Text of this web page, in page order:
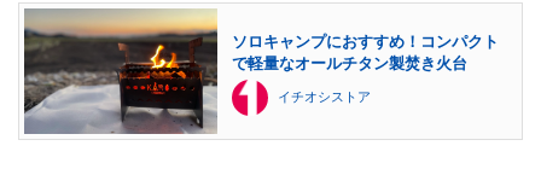
ソロキャンプにおすすめ！コンパクト
で軽量なオールチタン製焚き火台
イチオシストア